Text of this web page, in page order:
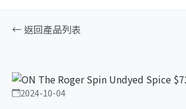
← 返回產品列表
2024-10-04